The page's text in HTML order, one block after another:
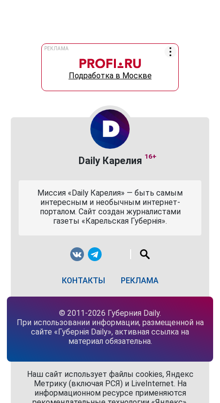
РЕКЛАМА
Подработка в Москве
Daily Карелия 16+
Миссия «Daily Карелия» — быть самым
интересным и необычным интернет-
порталом. Сайт создан журналистами
газеты «Карельская Губернiя».
КОНТАКТЫ РЕКЛАМА
© 2011-2026 Губерния Daily.
При использовании информации, размещенной на
сайте «Губернiя Daily», активная ссылка на
материал обязательна.
Наш сайт использует файлы cookies, Яндекс
Метрику (включая РСЯ) и LiveInternet. На
информационном ресурсе применяются